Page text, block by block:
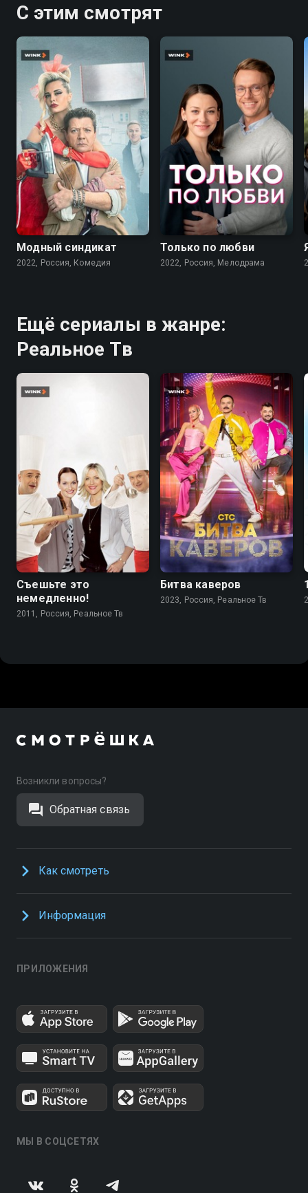
С этим смотрят
7.6
Модный синдикат
2022, Россия, Комедия
Только по любви
2022, Россия, Мелодрама
Ещё сериалы в жанре:
Реальное Тв
Съешьте это
немедленно!
2011, Россия, Реальное Тв
8.1
Битва каверов
2023, Россия, Реальное Тв
Возникли вопросы?
Обратная связь
Как смотреть
Информация
ПРИЛОЖЕНИЯ
МЫ В СОЦСЕТЯХ